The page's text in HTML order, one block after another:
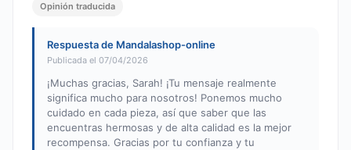
Opinión traducida
Respuesta de Mandalashop-online
Publicada el 07/04/2026
¡Muchas gracias, Sarah! ¡Tu mensaje realmente
significa mucho para nosotros! Ponemos mucho
cuidado en cada pieza, así que saber que las
encuentras hermosas y de alta calidad es la mejor
recompensa. Gracias por tu confianza y tu